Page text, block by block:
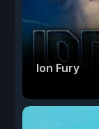
Ion Fury